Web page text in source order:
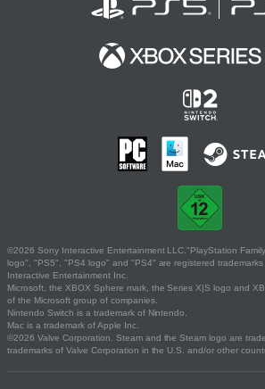
©2026 Sony Interactive Entertainment LLC."PlayStation
logo", "PS5", "PS4 logo" and "PS4" are registered
Interactive Entertainment Inc.
Microsoft, the XBOX Sphere mark, the Series X|S logo and
of the Microsoft group of companies.
Nintendo Switch is a trademark of Nintendo.
Mac is a trademark of Apple Inc.
©2026 Valve Corporation. Steam and the Steam logo are
trademarks of Valve Corporation in the U.S. and/or other